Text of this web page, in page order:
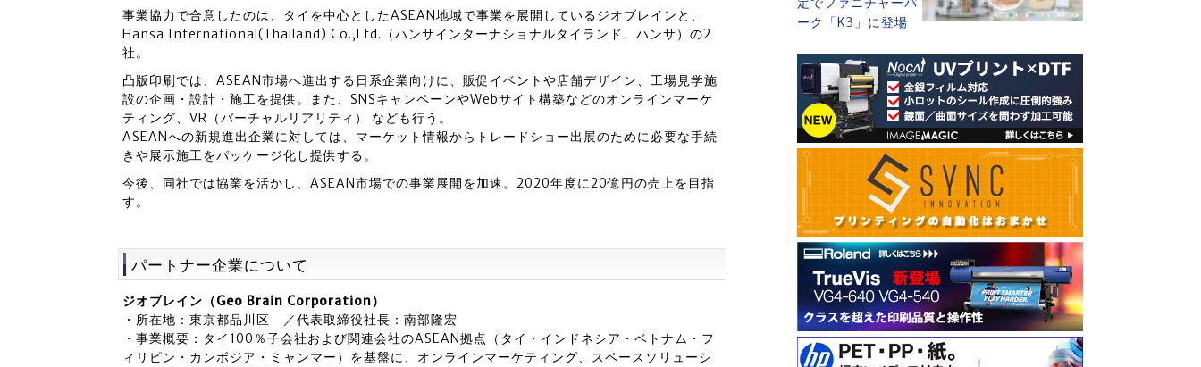
事業協力で合意したのは、タイを中心としたASEAN地域で事業を展開しているジオブレインと、
Hansa International(Thailand) Co.,Ltd.（ハンサインターナショナルタイランド、ハンサ）の2
社。
凸版印刷では、ASEAN市場へ進出する日系企業向けに、販促イベントや店舗デザイン、工場見学施
設の企画・設計・施工を提供。また、SNSキャンペーンやWebサイト構築などのオンラインマーケ
ティング、VR（バーチャルリアリティ） なども行う。
ASEANへの新規進出企業に対しては、マーケット情報からトレードショー出展のために必要な手続
きや展示施工をパッケージ化し提供する。
今後、同社では協業を活かし、ASEAN市場での事業展開を加速。2020年度に20億円の売上を目指
す。
パートナー企業について
ジオブレイン（Geo Brain Corporation）
・所在地：東京都品川区 ／代表取締役社長：南部隆宏
・事業概要：タイ100％子会社および関連会社のASEAN拠点（タイ・インドネシア・ベトナム・フ
ィリピン・カンボジア・ミャンマー）を基盤に、オンラインマーケティング、スペースソリューシ
ーク「K3」に登場